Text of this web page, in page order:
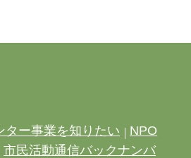
ター事業を知りたい
NPO
市民活動通信バックナンバ